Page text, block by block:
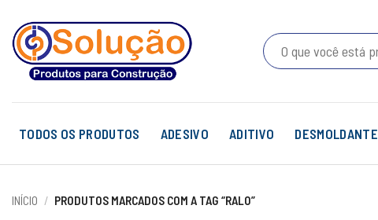
content
Pesquisar
por:
TODOS OS PRODUTOS ADESIVO ADITIVO DESMOLDANTE
INÍCIO / PRODUTOS MARCADOS COM A TAG “RALO”